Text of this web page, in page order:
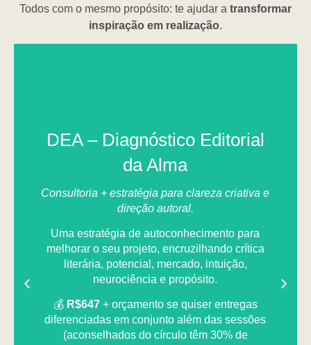
Todos com o mesmo propósito: te ajudar a transformar
inspiração em realização.
DEA – Diagnóstico Editorial
da Alma
Consultoria + estratégia para clareza criativa e
direção autoral.
Uma estratégia de autoconhecimento para
melhorar o seu projeto, encruzilhando crítica
literária, potencial, mercado, intuição,
neurociência e propósito.
💰 R$647+ orçamento se quiser entregas
diferenciadas em conjunto além das sessões
(aconselhados do círculo têm 30% de